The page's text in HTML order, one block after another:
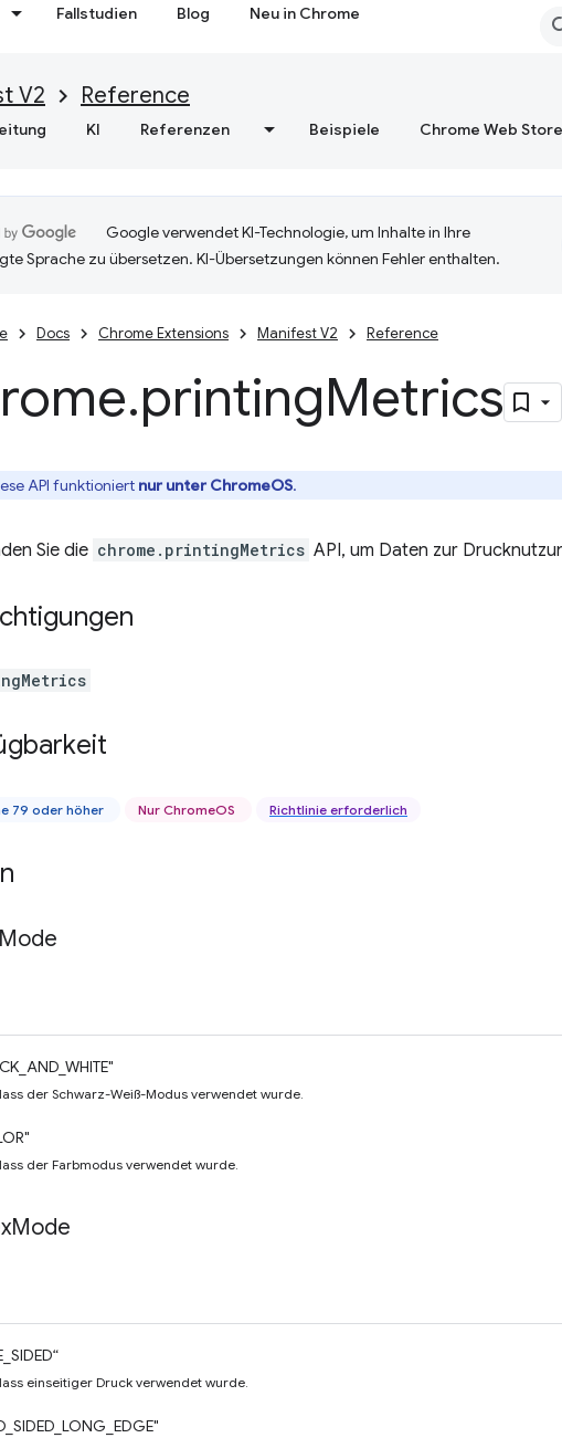
Fallstudien Blog Neu in Chrome
V2 Reference
KI Referenzen Beispiele Chrome Web Store
Google verwendet KI-Technologie, um Inhalte in Ihre
Sprache zu übersetzen. KI-Übersetzungen können Fehler enthalten.
Docs Chrome Extensions Manifest V2 Reference
.printingMetrics
API funktioniert nur unter ChromeOS.
Sie die chrome.printingMetrics API, um Daten zur
79 oder höher Nur ChromeOS Richtlinie erforderlich
Mode
der Schwarz-Weiß-Modus verwendet wurde.
der Farbmodus verwendet wurde.
Mode
einseitiger Druck verwendet wurde.